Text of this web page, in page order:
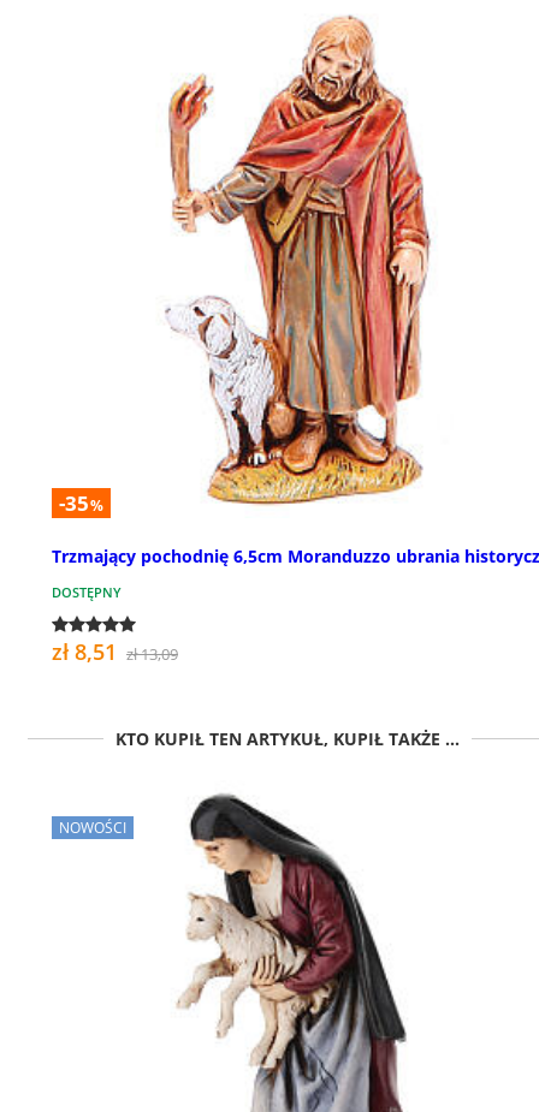
-35%
Trzmający pochodnię 6,5cm Moranduzzo ubrania
DOSTĘPNY
zł 8,51 zł 13,09
KTO KUPIŁ TEN ARTYKUŁ, KUPIŁ TAKŻE ...
NOWOŚCI